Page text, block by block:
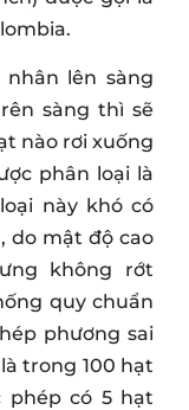
lên sàng
sàng thì sẽ
nào rơi xuống
phân loại là
này khó có
do mật độ cao
không rớt
quy chuẩn
phương sai
trong 100 hạt
phép có 5 hạt